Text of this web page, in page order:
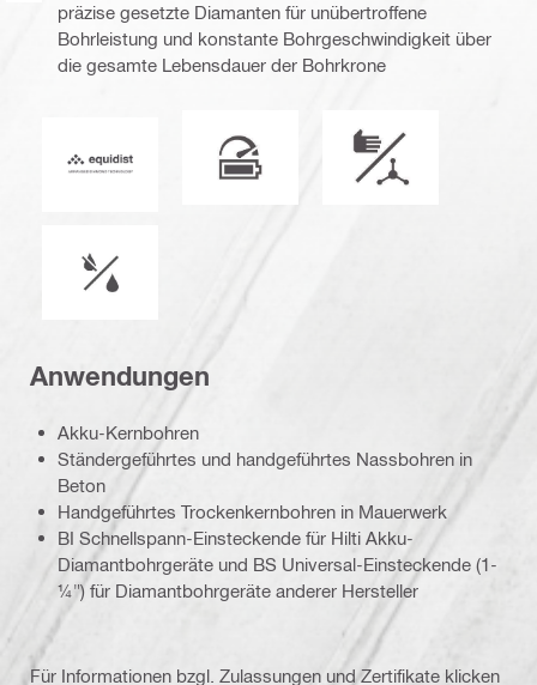
präzise gesetzte Diamanten für unübertroffene
Bohrleistung und konstante Bohrgeschwindigkeit über
die gesamte Lebensdauer der Bohrkrone
Equidist_Icon_PDP (2940829)Optimiert für Akku-Werkzeuge
Betriebsmodus
Anwendungen
Akku-Kernbohren
Ständergeführtes und handgeführtes Nassbohren in
Beton
Handgeführtes Trockenkernbohren in Mauerwerk
BI Schnellspann-Einsteckende für Hilti Akku-
Diamantbohrgeräte und BS Universal-Einsteckende (1-
¼") für Diamantbohrgeräte anderer Hersteller
Für Informationen bzgl. Zulassungen und Zertifikate klicken